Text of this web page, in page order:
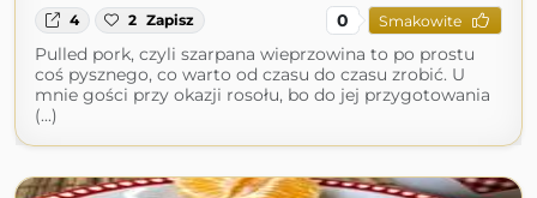
4 2 Zapisz 0 Smakowite
Pulled pork, czyli szarpana wieprzowina to po prostu
coś pysznego, co warto od czasu do czasu zrobić. U
mnie gości przy okazji rosołu, bo do jej przygotowania
(...)